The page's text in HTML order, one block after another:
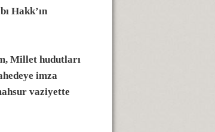
Hakk’ın
Millet hudutları
imza
vaziyette